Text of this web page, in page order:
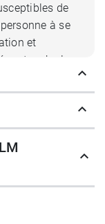
de
à se
et
touche la
très
palpébral est
et
léger
un